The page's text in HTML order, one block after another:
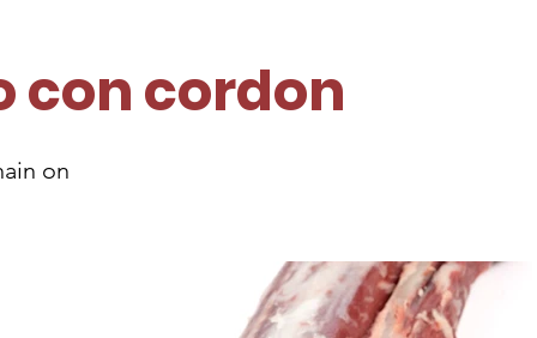
con cordon
on